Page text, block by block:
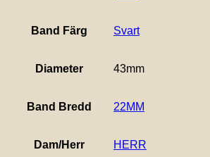
Band Färg Svart
Diameter 43mm
Band Bredd 22MM
Dam/Herr HERR